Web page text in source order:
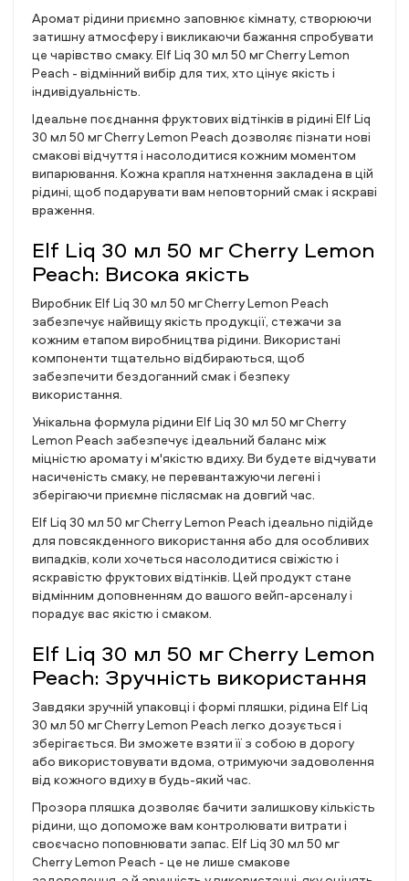
Аромат рідини приємно заповнює кімнату, створюючи
затишну атмосферу і викликаючи бажання спробувати
це чарівство смаку. Elf Liq 30 мл 50 мг Cherry Lemon
Peach - відмінний вибір для тих, хто цінує якість і
індивідуальність.
Ідеальне поєднання фруктових відтінків в рідині Elf Liq
30 мл 50 мг Cherry Lemon Peach дозволяє пізнати нові
смакові відчуття і насолодитися кожним моментом
випарювання. Кожна крапля натхнення закладена в цій
рідині, щоб подарувати вам неповторний смак і яскраві
враження.
Elf Liq 30 мл 50 мг Cherry Lemon
Peach: Висока якість
Виробник Elf Liq 30 мл 50 мг Cherry Lemon Peach
забезпечує найвищу якість продукції, стежачи за
кожним етапом виробництва рідини. Використані
компоненти тщательно відбираються, щоб
забезпечити бездоганний смак і безпеку
використання.
Унікальна формула рідини Elf Liq 30 мл 50 мг Cherry
Lemon Peach забезпечує ідеальний баланс між
міцністю аромату і м'якістю вдиху. Ви будете відчувати
насиченість смаку, не перевантажуючи легені і
зберігаючи приємне післясмак на довгий час.
Elf Liq 30 мл 50 мг Cherry Lemon Peach ідеально підійде
для повсякденного використання або для особливих
випадків, коли хочеться насолодитися свіжістю і
яскравістю фруктових відтінків. Цей продукт стане
відмінним доповненням до вашого вейп-арсеналу і
порадує вас якістю і смаком.
Elf Liq 30 мл 50 мг Cherry Lemon
Peach: Зручність використання
Завдяки зручній упаковці і формі пляшки, рідина Elf Liq
30 мл 50 мг Cherry Lemon Peach легко дозується і
зберігається. Ви зможете взяти її з собою в дорогу
або використовувати вдома, отримуючи задоволення
від кожного вдиху в будь-який час.
Прозора пляшка дозволяє бачити залишкову кількість
рідини, що допоможе вам контролювати витрати і
своєчасно поповнювати запас. Elf Liq 30 мл 50 мг
Cherry Lemon Peach - це не лише смакове